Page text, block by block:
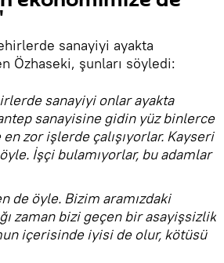
sanayiyi ayakta
Özhaseki, şunları söyledi:
sanayiyi onlar ayakta
sanayisine gidin yüz binlerce
en zor işlerde çalışıyorlar. Kayseri
İşçi bulamıyorlar, bu adamlar
de öyle. Bizim aramızdaki
zaman bizi geçen bir asayişsizlik
içerisinde iyisi de olur, kötüsü